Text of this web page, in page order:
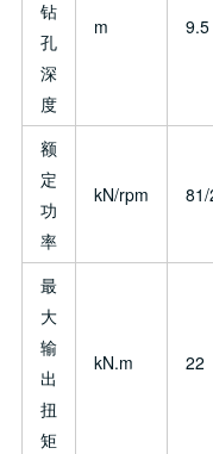
钻
孔
深
度
m 9.5
额
定
功
率
kN/rpm
最
大
输
出
扭
矩
kN.m 22